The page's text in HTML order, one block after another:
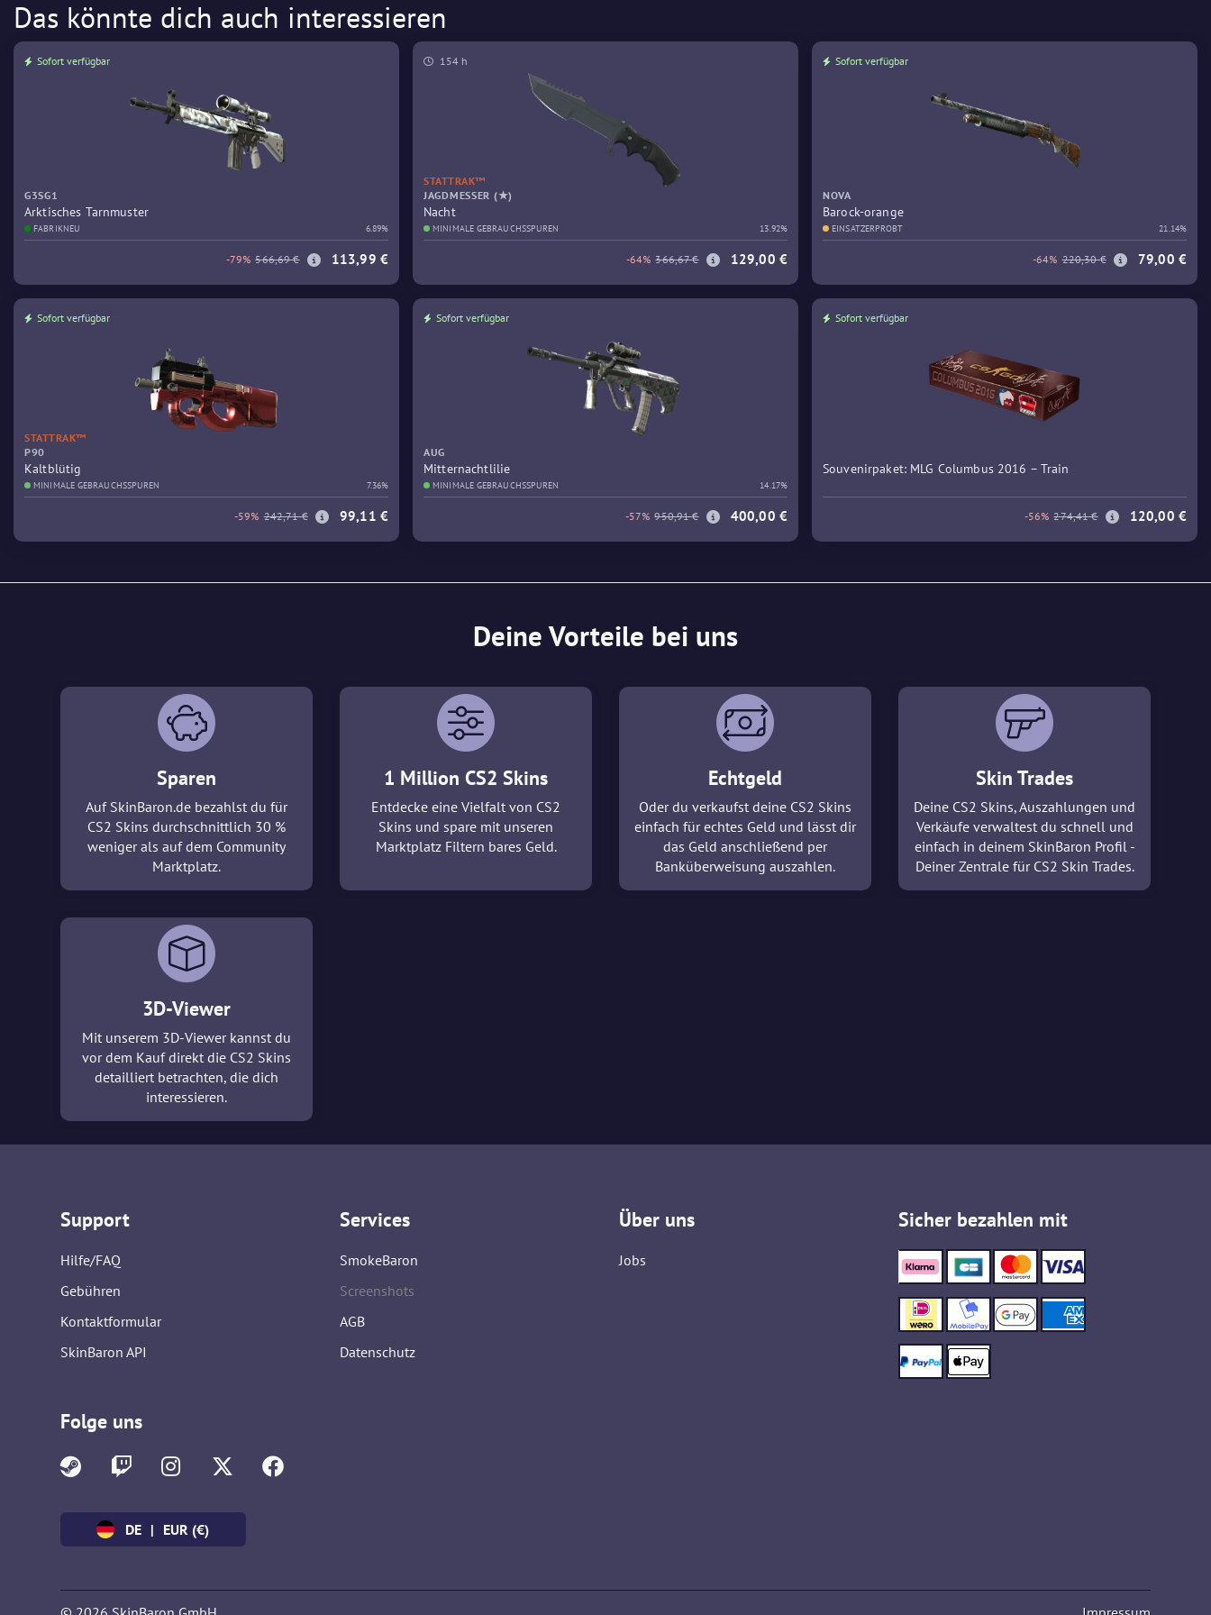
Das könnte dich auch interessieren
Sofort verfügbar
G3SG1
Arktisches Tarnmuster
FABRIKNEU 6.89%
-79% 566,69 € 113,99 €
154 h
STATTRAK™
JAGDMESSER (★)
Nacht
MINIMALE GEBRAUCHSSPUREN 13.92%
-64% 366,67 € 129,00 €
Sofort verfügbar
NOVA
Barock-orange
EINSATZERPROBT 21.14%
-64% 220,30 € 79,00 €
Sofort verfügbar
STATTRAK™
P90
Kaltblütig
MINIMALE GEBRAUCHSSPUREN 7.36%
-59% 242,71 € 99,11 €
Sofort verfügbar
AUG
Mitternachtlilie
MINIMALE GEBRAUCHSSPUREN 14.17%
-57% 950,91 € 400,00 €
Sofort verfügbar
Souvenirpaket: MLG Columbus 2016 – Train
-56% 274,41 € 120,00 €
Deine Vorteile bei uns
Sparen
Auf SkinBaron.de bezahlst du für
CS2 Skins durchschnittlich 30 %
weniger als auf dem Community
Marktplatz.
1 Million CS2 Skins
Entdecke eine Vielfalt von CS2
Skins und spare mit unseren
Marktplatz Filtern bares Geld.
Echtgeld
Oder du verkaufst deine CS2 Skins
einfach für echtes Geld und lässt dir
das Geld anschließend per
Banküberweisung auszahlen.
Skin Trades
Deine CS2 Skins, Auszahlungen und
Verkäufe verwaltest du schnell und
einfach in deinem SkinBaron Profil -
Deiner Zentrale für CS2 Skin Trades.
3D-Viewer
Mit unserem 3D-Viewer kannst du
vor dem Kauf direkt die CS2 Skins
detailliert betrachten, die dich
interessieren.
Support
Hilfe/FAQ
Gebühren
Kontaktformular
SkinBaron API
Services
SmokeBaron
Screenshots
AGB
Datenschutz
Über uns
Jobs
Sicher bezahlen mit
Folge uns
DE | EUR (€)